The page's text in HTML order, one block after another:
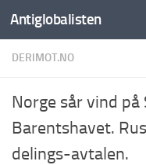
Antiglobalisten
DERIMOT.NO
Norge sår vind
Barentshavet.
delings-avtalen.